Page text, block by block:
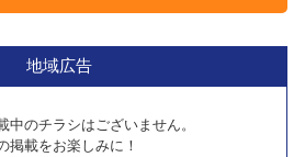
地域広告
中のチラシはございません。
掲載をお楽しみに！